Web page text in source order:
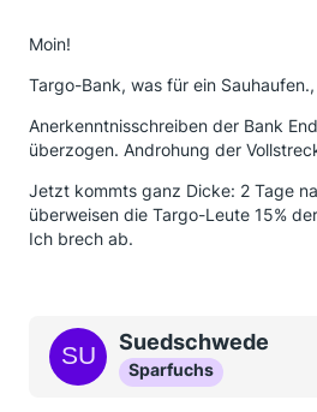
Moin!
Targo-Bank, was für ein
Anerkenntnisschreiben der Bank
überzogen. Androhung der
Jetzt kommts ganz Dicke: 2 Tage
überweisen die Targo-Leute 15%
Ich brech ab.
Suedschwede
Sparfuchs